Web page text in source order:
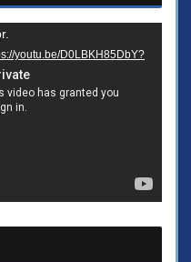
youtu.be/D0LBKH85DbY?